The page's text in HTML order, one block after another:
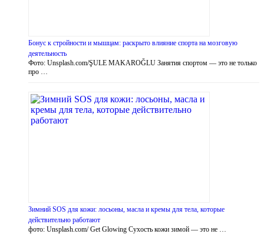
Бонус к стройности и мышцам: раскрыто влияние спорта на мозговую
деятельность
Фото: Unsplash.com/ŞULE MAKAROĞLU Занятия спортом — это не только
про …
Зимний SOS для кожи: лосьоны, масла и кремы для тела, которые
действительно работают
фото: Unsplash.com/ Get Glowing Сухость кожи зимой — это не …